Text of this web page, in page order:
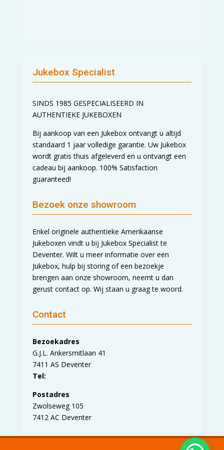
Jukebox Specialist
SINDS 1985 GESPECIALISEERD IN
AUTHENTIEKE JUKEBOXEN
Bij aankoop van een Jukebox ontvangt u altijd
standaard 1 jaar volledige garantie. Uw Jukebox
wordt gratis thuis afgeleverd en u ontvangt een
cadeau bij aankoop. 100% Satisfaction
guaranteed!
Bezoek onze showroom
Enkel originele authentieke Amerikaanse
Jukeboxen vindt u bij Jukebox Specialist te
Deventer. Wilt u meer informatie over een
Jukebox, hulp bij storing of een bezoekje
brengen aan onze showroom, neemt u dan
gerust contact op. Wij staan u graag te woord.
Contact
Bezoekadres
G.J.L. Ankersmitlaan 41
7411 AS Deventer
Tel:
Postadres
Zwolseweg 105
7412 AC Deventer